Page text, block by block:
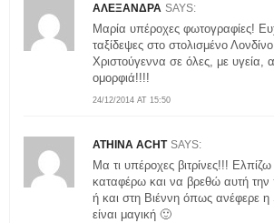
ΑΛΕΞΑΝΔΡΑ SAYS:
24/12/2014 AT 15:50
Μαρία υπέροχες φωτογραφίες!
ταξίδεψες στο στολισμένο
Χριστούγεννα σε όλες, με υγεία,
ομορφιά!!!!
ATHINA ACHT SAYS:
Μα τι υπέροχες βιτρίνες!!!
καταφέρω και να βρεθώ αυτή την
ή και στη Βιέννη όπως ανέφερε
είναι μαγική 🙂